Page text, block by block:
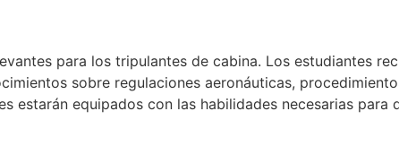
para los tripulantes de cabina. Los estudiantes
sobre regulaciones aeronáuticas,
equipados con las habilidades necesarias para